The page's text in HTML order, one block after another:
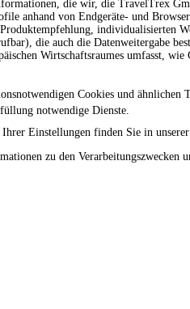
die wir, die TravelTrex
anhand von Endgeräte- und
individualisierten
die auch die Datenweitergabe
Wirtschaftsraumes umfasst, wie
Cookies und ähnlichen
notwendige Dienste.
Einstellungen finden Sie in unserer
zu den Verarbeitungszwecken